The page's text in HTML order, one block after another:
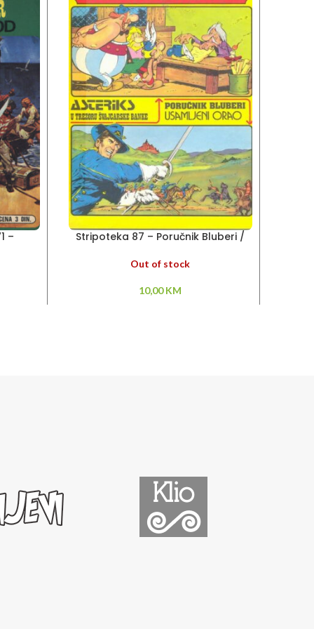
–
Stripoteka 87 – Poručnik Bluberi /
Out of stock
10,00KM